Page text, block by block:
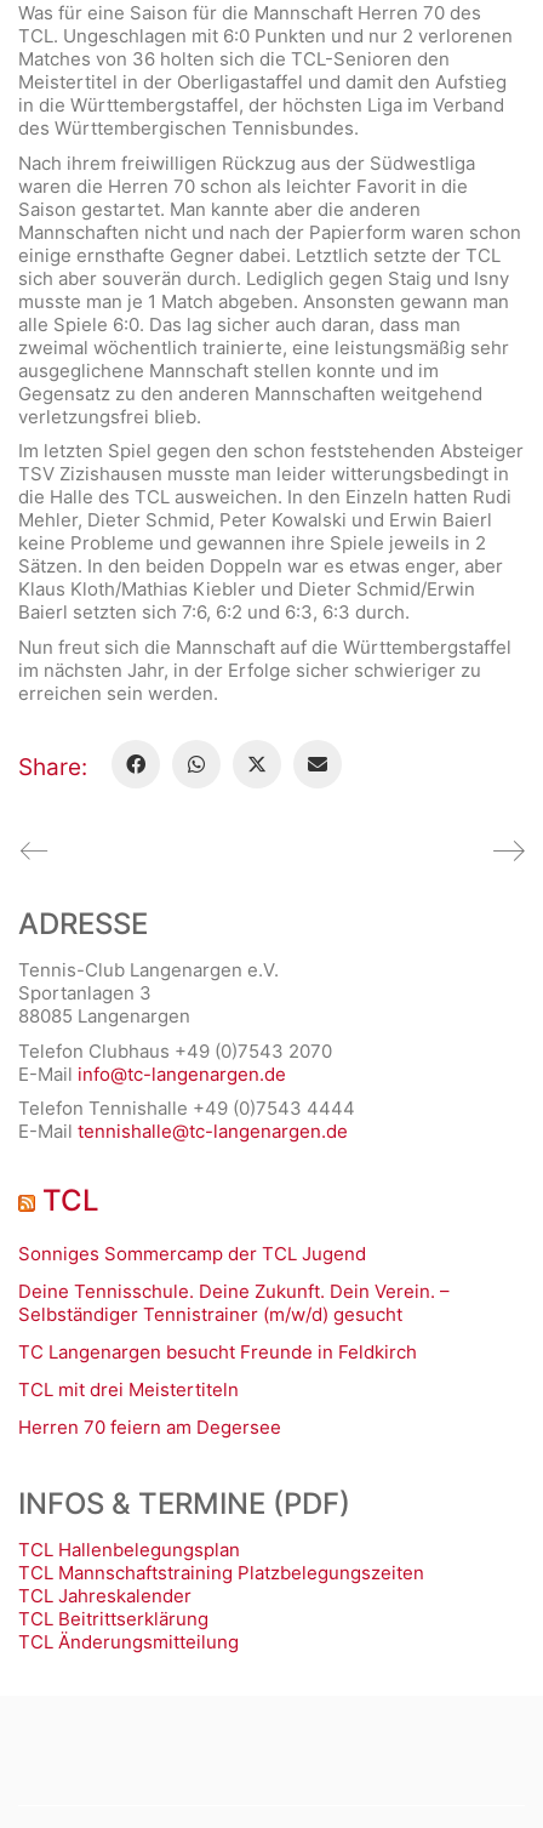
Was für eine Saison für die Mannschaft Herren 70 des
TCL. Ungeschlagen mit 6:0 Punkten und nur 2 verlorenen
Matches von 36 holten sich die TCL-Senioren den
Meistertitel in der Oberligastaffel und damit den Aufstieg
in die Württembergstaffel, der höchsten Liga im Verband
des Württembergischen Tennisbundes.
Nach ihrem freiwilligen Rückzug aus der Südwestliga
waren die Herren 70 schon als leichter Favorit in die
Saison gestartet. Man kannte aber die anderen
Mannschaften nicht und nach der Papierform waren schon
einige ernsthafte Gegner dabei. Letztlich setzte der TCL
sich aber souverän durch. Lediglich gegen Staig und Isny
musste man je 1 Match abgeben. Ansonsten gewann man
alle Spiele 6:0. Das lag sicher auch daran, dass man
zweimal wöchentlich trainierte, eine leistungsmäßig sehr
ausgeglichene Mannschaft stellen konnte und im
Gegensatz zu den anderen Mannschaften weitgehend
verletzungsfrei blieb.
Im letzten Spiel gegen den schon feststehenden Absteiger
TSV Zizishausen musste man leider witterungsbedingt in
die Halle des TCL ausweichen. In den Einzeln hatten Rudi
Mehler, Dieter Schmid, Peter Kowalski und Erwin Baierl
keine Probleme und gewannen ihre Spiele jeweils in 2
Sätzen. In den beiden Doppeln war es etwas enger, aber
Klaus Kloth/Mathias Kiebler und Dieter Schmid/Erwin
Baierl setzten sich 7:6, 6:2 und 6:3, 6:3 durch.
Nun freut sich die Mannschaft auf die Württembergstaffel
im nächsten Jahr, in der Erfolge sicher schwieriger zu
erreichen sein werden.
Share:
ADRESSE
Tennis-Club Langenargen e.V.
Sportanlagen 3
88085 Langenargen
Telefon Clubhaus +49 (0)7543 2070
E-Mail info@tc-langenargen.de
Telefon Tennishalle +49 (0)7543 4444
E-Mail tennishalle@tc-langenargen.de
TCL
Sonniges Sommercamp der TCL Jugend
Deine Tennisschule. Deine Zukunft. Dein Verein. –
Selbständiger Tennistrainer (m/w/d) gesucht
TC Langenargen besucht Freunde in Feldkirch
TCL mit drei Meistertiteln
Herren 70 feiern am Degersee
INFOS & TERMINE (PDF)
TCL Hallenbelegungsplan
TCL Mannschaftstraining Platzbelegungszeiten
TCL Jahreskalender
TCL Beitrittserklärung
TCL Änderungsmitteilung